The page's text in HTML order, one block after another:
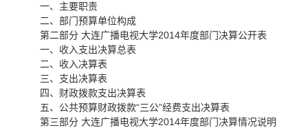
一、主要职责
二、部门预算单位构成
第二部分 大连广播电视大学2014年度部门决算公开表
一、收入支出决算总表
二、收入决算表
三、支出决算表
四、财政拨款支出决算表
五、公共预算财政拨款“三公”经费支出决算表
第三部分 大连广播电视大学2014年度部门决算情况说明